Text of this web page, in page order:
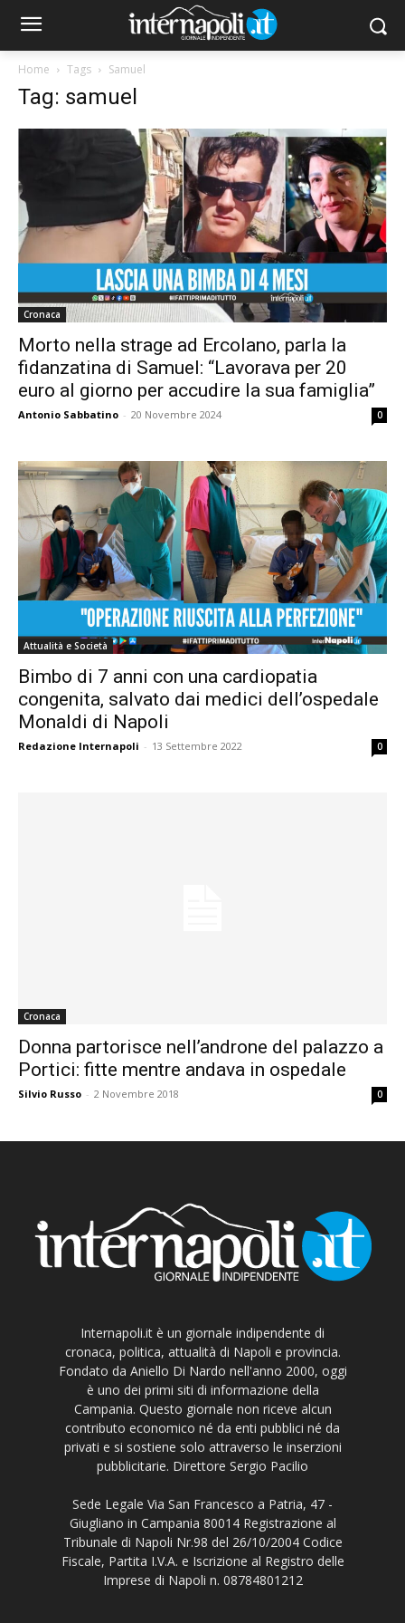
Home Tags Samuel
Tag: samuel
Cronaca
Morto nella strage ad Ercolano, parla la
fidanzatina di Samuel: “Lavorava per 20
euro al giorno per accudire la sua famiglia”
Antonio Sabbatino - 20 Novembre 2024 0
Attualità e Società
Bimbo di 7 anni con una cardiopatia
congenita, salvato dai medici dell’ospedale
Monaldi di Napoli
Redazione Internapoli - 13 Settembre 2022 0
Cronaca
Donna partorisce nell’androne del palazzo a
Portici: fitte mentre andava in ospedale
Silvio Russo - 2 Novembre 2018 0
Internapoli.it è un giornale indipendente di
cronaca, politica, attualità di Napoli e provincia.
Fondato da Aniello Di Nardo nell'anno 2000, oggi
è uno dei primi siti di informazione della
Campania. Questo giornale non riceve alcun
contributo economico né da enti pubblici né da
privati e si sostiene solo attraverso le inserzioni
pubblicitarie. Direttore Sergio Pacilio
Sede Legale Via San Francesco a Patria, 47 -
Giugliano in Campania 80014 Registrazione al
Tribunale di Napoli Nr.98 del 26/10/2004 Codice
Fiscale, Partita I.V.A. e Iscrizione al Registro delle
Imprese di Napoli n. 08784801212